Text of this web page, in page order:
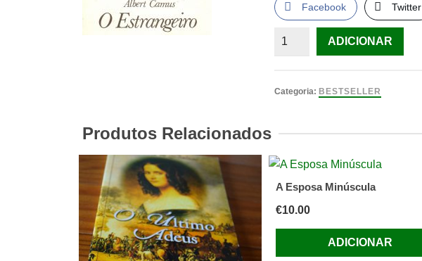
Facebook Twitter
Quantidade
Camus
ADICIONAR
Categoria: BESTSELLER
Produtos Relacionados
A Esposa Minúscula
€10.00
ADICIONAR